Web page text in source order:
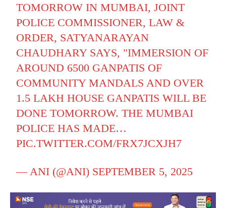
TOMORROW IN MUMBAI, JOINT
POLICE COMMISSIONER, LAW &
ORDER, SATYANARAYAN
CHAUDHARY SAYS, "IMMERSION OF
AROUND 6500 GANPATIS OF
COMMUNITY MANDALS AND OVER
1.5 LAKH HOUSE GANPATIS WILL BE
DONE TOMORROW. THE MUMBAI
POLICE HAS MADE…
PIC.TWITTER.COM/FRX7JCXJH7
— ANI (@ANI) SEPTEMBER 5, 2025